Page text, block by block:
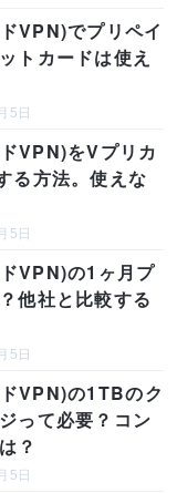
VPN)でプリペイ
トカードは使え
5日
VPN)をVプリカ
る方法。使えな
5日
VPN)の1ヶ月プ
他社と比較する
5日
VPN)の1TBのク
って必要？コン
？
5日